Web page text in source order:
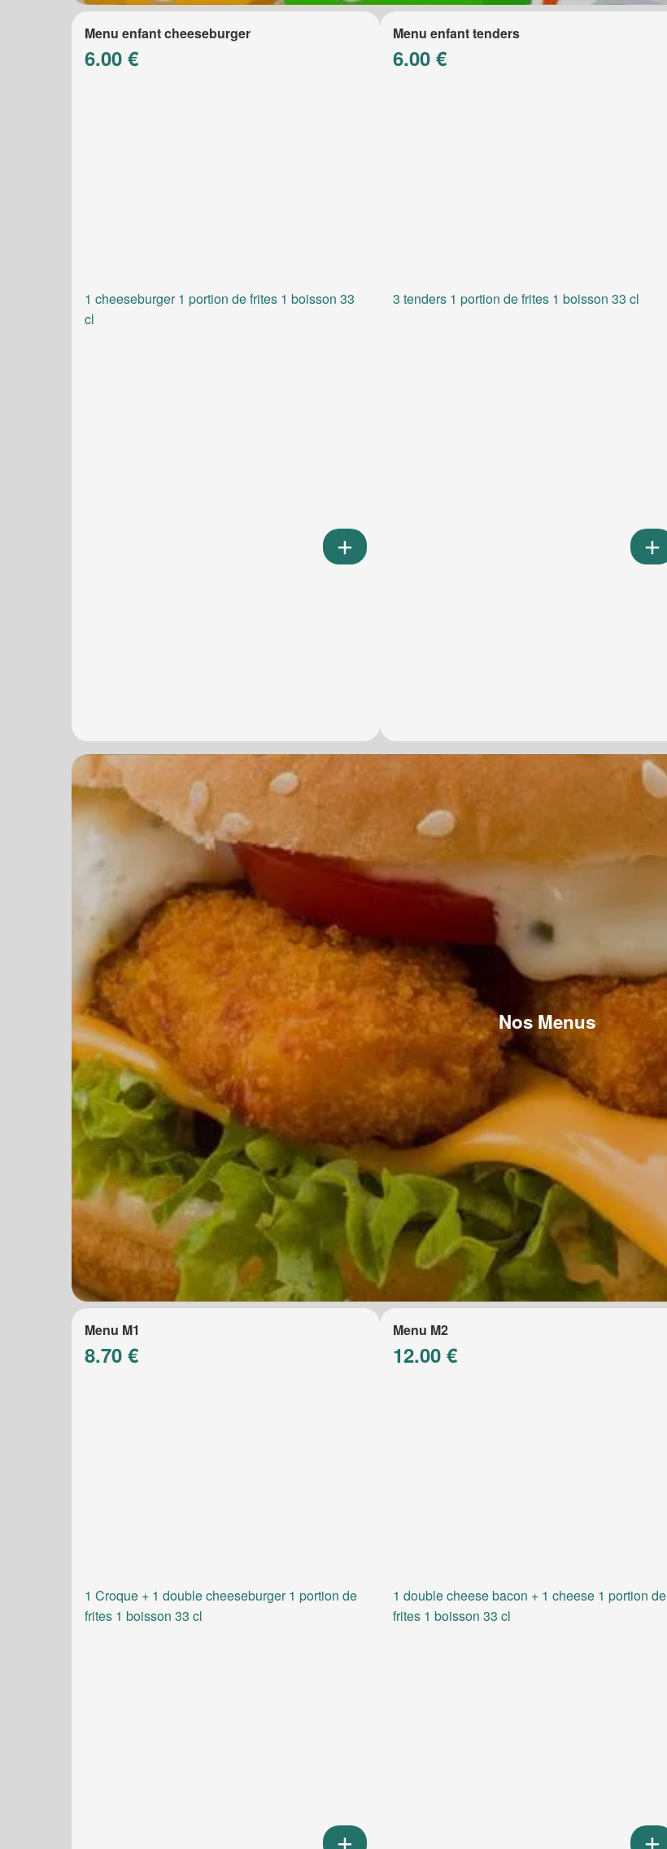
Menu enfant cheeseburger
6.00 €
1 cheeseburger 1 portion de frites 1 boisson 33
cl
Menu enfant tenders
6.00 €
3 tenders 1 portion de frites 1 boisson 33 cl
Nos Menus
Menu M1
8.70 €
1 Croque + 1 double cheeseburger 1 portion de
frites 1 boisson 33 cl
Menu M2
12.00 €
1 double cheese bacon + 1 cheese 1 portion de
frites 1 boisson 33 cl